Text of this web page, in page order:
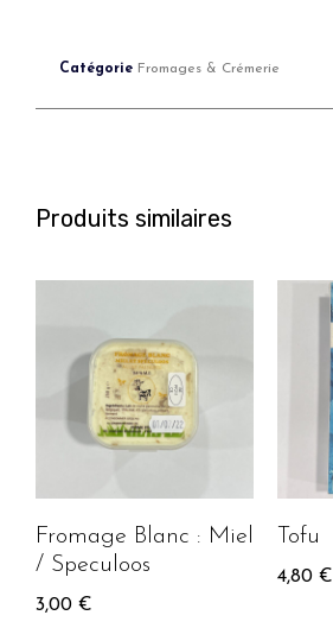
Catégorie Fromages & Crémerie
Produits similaires
Fromage Blanc : Miel
/ Speculoos
3,00 €
Tofu
4,80 €